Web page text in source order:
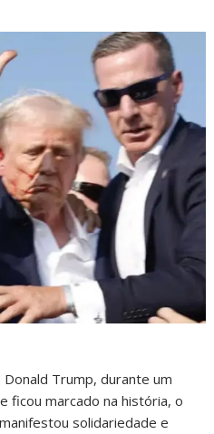
Trump, durante um
ficou marcado na história, o
solidariedade e